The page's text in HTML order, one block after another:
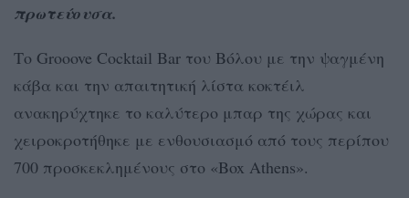
πρωτεύουσα.
Το Groοove Cocktail Bar του Βόλου με την ψαγμένη
κάβα και την απαιτητική λίστα κοκτέιλ
ανακηρύχτηκε το καλύτερο μπαρ της χώρας και
χειροκροτήθηκε με ενθουσιασμό από τους περίπου
700 προσκεκλημένους στο «Box Athens».